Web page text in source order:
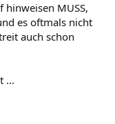
hinweisen MUSS,
es oftmals nicht
auch schon
...